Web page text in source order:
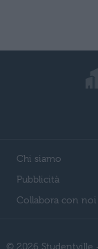
Chi siamo
Pubblicità
Collabora con noi
© 2026 Studentville